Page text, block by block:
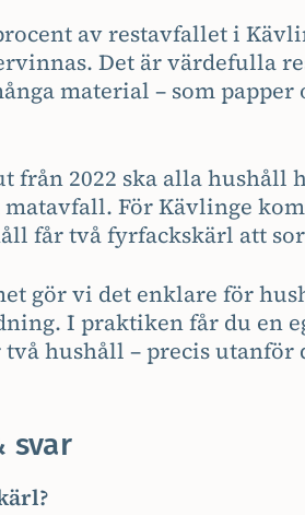
av restavfallet i
Det är värdefulla
material – som
från 2022 ska alla hushåll
matavfall. För Kävlinge
får två fyrfackskärl att
gör vi det enklare för
I praktiken får du en
hushåll – precis utanför
svar